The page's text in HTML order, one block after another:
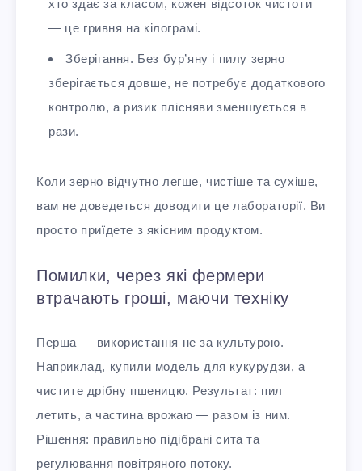
хто здає за класом, кожен відсоток чистоти
— це гривня на кілограмі.
Зберігання. Без бур’яну і пилу зерно
зберігається довше, не потребує додаткового
контролю, а ризик плісняви зменшується в
рази.
Коли зерно відчутно легше, чистіше та сухіше,
вам не доведеться доводити це лабораторії. Ви
просто приїдете з якісним продуктом.
Помилки, через які фермери
втрачають гроші, маючи техніку
Перша — використання не за культурою.
Наприклад, купили модель для кукурудзи, а
чистите дрібну пшеницю. Результат: пил
летить, а частина врожаю — разом із ним.
Рішення: правильно підібрані сита та
регулювання повітряного потоку.